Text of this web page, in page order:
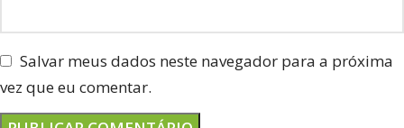
Salvar meus dados neste navegador para a próxima
vez que eu comentar.